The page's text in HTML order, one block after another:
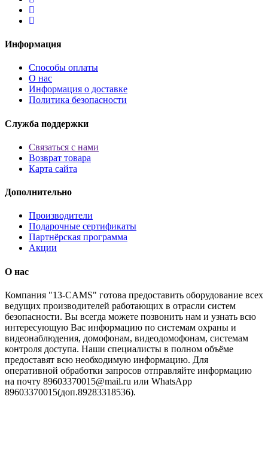
Информация
Способы оплаты
О нас
Информация о доставке
Политика безопасности
Служба поддержки
Связаться с нами
Возврат товара
Карта сайта
Дополнительно
Производители
Подарочные сертификаты
Партнёрская программа
Акции
O нас
Компания "13-CAMS" готова предоставить оборудование всех
ведущих производителей работающих в отрасли систем
безопасности. Вы всегда можете позвонить нам и узнать всю
интересующую Вас информацию по системам охраны и
видеонаблюдения, домофонам, видеодомофонам, системам
контроля доступа. Наши специалисты в полном объёме
предоставят всю необходимую информацию. Для
оперативной обработки запросов отправляйте информацию
на почту 89603370015@mail.ru или WhatsApp
89603370015(доп.89283318536).